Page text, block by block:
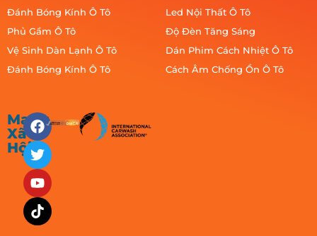
Đánh Bóng Kính Ô Tô
Phủ Gầm Ô Tô
Vệ Sinh Dàn Lạnh Ô Tô
Đánh Bóng Kính Ô Tô
Led Nội Thất Ô Tô
Độ Đèn Tăng Sáng
Dán Phim Cách Nhiệt Ô Tô
Cách Âm Chống Ồn Ô Tô
Mạng
Xã
Hội